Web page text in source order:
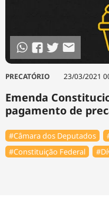
PRECATÓRIO 23/03/2021
Emenda
pagamento de
#Câmara dos Deputados
#Constituição Federal